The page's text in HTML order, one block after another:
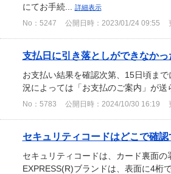
にてお手続...
詳細表示
No：5247 公開日時：2023/01/24 09:55
支払日に引き落としができなか
お支払い結果を確認次第、15日頃ま
況によっては「お支払のご案内」が送
No：5783 公開日時：2024/10/30 16:19
セキュリティコードはどこで確認
セキュリティコードは、カード裏面
EXPRESS(R)ブランドは、表面に4桁